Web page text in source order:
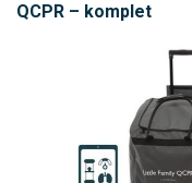
QCPR – komplet